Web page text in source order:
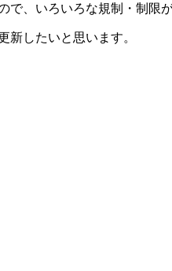
で、いろいろな規制・制限
新したいと思います。